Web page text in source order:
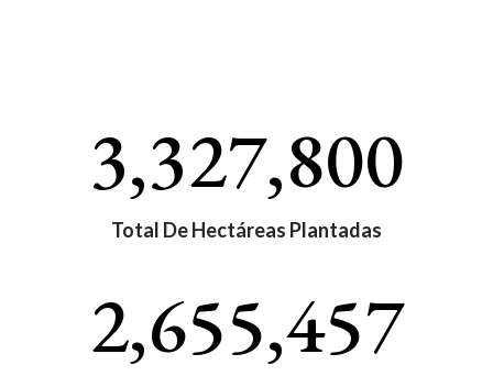
3,327,800
Total De Hectáreas Plantadas
2,655,457